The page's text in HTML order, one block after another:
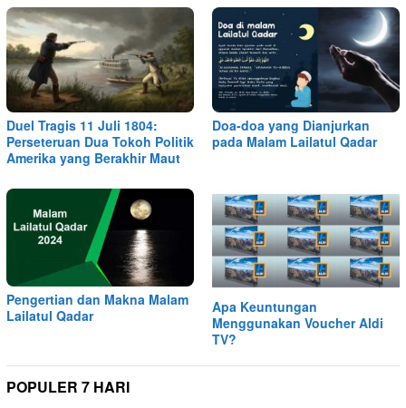
Duel Tragis 11 Juli 1804:
Perseteruan Dua Tokoh Politik
Amerika yang Berakhir Maut
Doa-doa yang Dianjurkan
pada Malam Lailatul Qadar
Pengertian dan Makna Malam
Lailatul Qadar
Apa Keuntungan
Menggunakan Voucher Aldi
TV?
POPULER 7 HARI